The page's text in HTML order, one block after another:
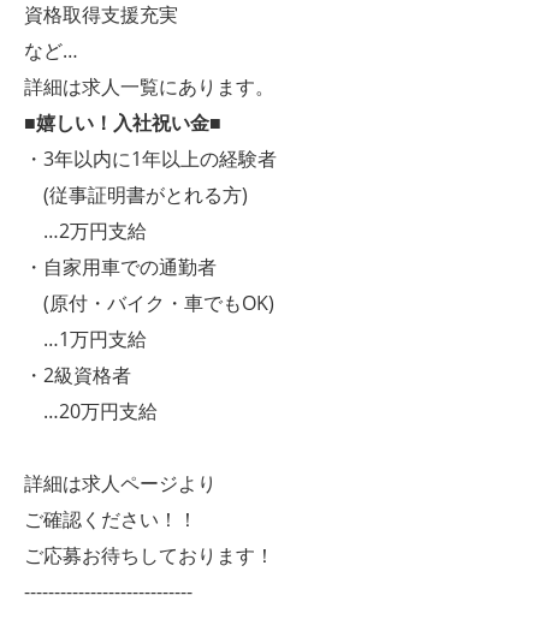
資格取得支援充実
など…
詳細は求人一覧にあります。
■嬉しい！入社祝い金■
・3年以内に1年以上の経験者
(従事証明書がとれる方)
…2万円支給
・自家用車での通勤者
(原付・バイク・車でもOK)
…1万円支給
・2級資格者
…20万円支給
詳細は求人ページより
ご確認ください！！
ご応募お待ちしております！
----------------------------